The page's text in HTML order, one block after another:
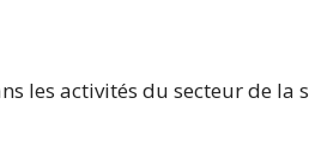
les activités du secteur de la